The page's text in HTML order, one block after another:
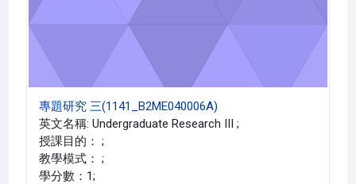
專題研究 三(1141_B2ME040006A)
英文名稱: Undergraduate Research III ;
授課目的： ;
教學模式： ;
學分數：1;